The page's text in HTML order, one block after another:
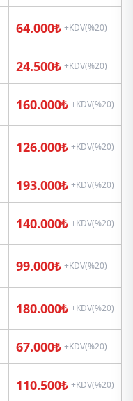
64.000₺ +KDV(%20)
24.500₺ +KDV(%20)
160.000₺ +KDV(%20)
126.000₺ +KDV(%20)
193.000₺ +KDV(%20)
140.000₺ +KDV(%20)
99.000₺ +KDV(%20)
180.000₺ +KDV(%20)
67.000₺ +KDV(%20)
110.500₺ +KDV(%20)